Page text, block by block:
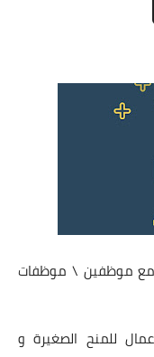
في العراق
في السودان
مع موظفين \ موظفات
للمنح الصغيرة و